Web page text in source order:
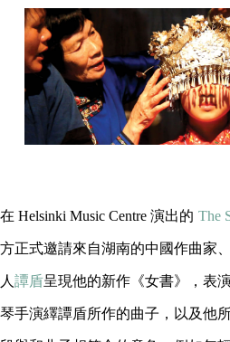
在 Helsinki Music Centre 演出的 The
方正式邀請來自湖南的中國作曲家
人 譚盾呈現他的新作《女書》，表
琴手演繹譚盾所作的曲子，以及他